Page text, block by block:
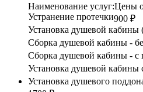
Наименование услуг:Цены
Устранение протечки900 ₽
Установка душевой кабины
Сборка душевой кабины -
Сборка душевой кабины - с
Установка душевой кабины
Установка душевого